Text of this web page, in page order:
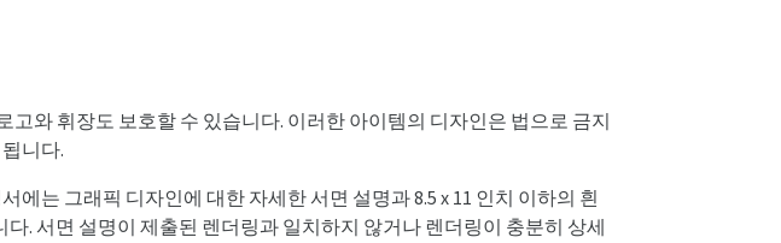
와 휘장도 보호할 수 있습니다. 이러한 아이템의 디자인은 법으로 금지
니다.
는 그래픽 디자인에 대한 자세한 서면 설명과 8.5 x 11 인치 이하의 흰
. 서면 설명이 제출된 렌더링과 일치하지 않거나 렌더링이 충분히 상세